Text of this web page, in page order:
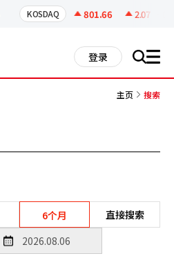
KOSDAQ 801.66 2.07
登录 搜 all
主页 搜索
6个月 直接搜索